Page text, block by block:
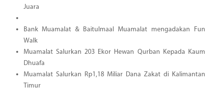
Juara
Bank Muamalat & Baitulmaal Muamalat mengadakan Fun
Walk
Muamalat Salurkan 203 Ekor Hewan Qurban Kepada Kaum
Dhuafa
Muamalat Salurkan Rp1,18 Miliar Dana Zakat di Kalimantan
Timur